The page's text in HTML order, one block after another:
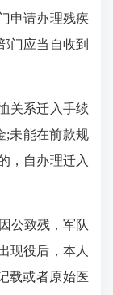
申请办理残疾
门应当自收到
关系迁入手续
;未能在前款规
，自办理迁入
公致残，军队
现役后，本人
载或者原始医